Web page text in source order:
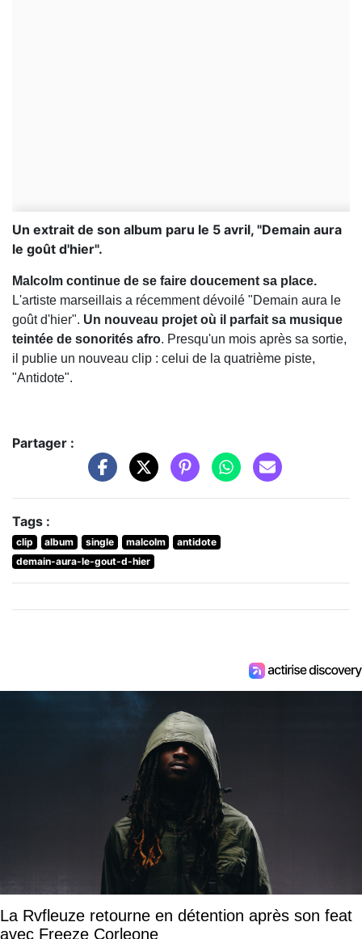
Un extrait de son album paru le 5 avril, "Demain aura
le goût d'hier".
Malcolm continue de se faire doucement sa place.
L'artiste marseillais a récemment dévoilé "Demain aura le
goût d'hier". Un nouveau projet où il parfait sa musique
teintée de sonorités afro. Presqu'un mois après sa sortie,
il publie un nouveau clip : celui de la quatrième piste,
"Antidote".
Partager :
Tags :
clip album single malcolm
antidote
demain-aura-le-gout-d-hier
La Rvfleuze retourne en détention après son feat
avec Freeze Corleone